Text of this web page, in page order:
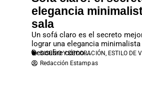
elegancia
sala
Un sofá claro es el secreto
lograr una elegancia
Descubre cómo...
DISEÑO Y DECORACIÓN, ESTILO DE
Redacción Estampas